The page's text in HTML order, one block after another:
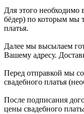
Для этого необходимо
бёдер) по которым мы
платья.
Далее мы высылаем
Вашему адресу.
Перед отправкой мы
свадебного платья
После подписания
цены свадебного